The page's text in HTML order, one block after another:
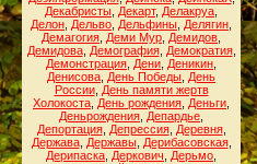
Декабристы Декарт, Делакруа
Делон Дельво Дельфины Делягин
Демагогия Деми Мур Демидов
Демидова, Демография, Демократия,
Демонстрация Дени Деникин
Денисова День Победы День
России, День памяти жертв
Холокоста День рождения Деньги
Деньрождения Депардье
Депортация, Депрессия, Деревня,
Держава, Державы, Дерибасовская,
Дерипаска Деркович Дерьмо